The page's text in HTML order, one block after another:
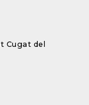
Cugat del